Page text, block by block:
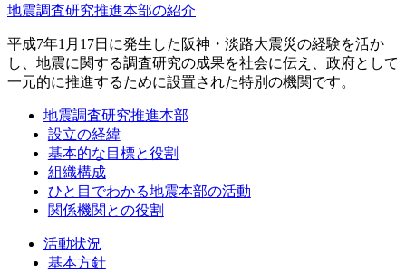
地震調査研究推進本部の紹介
平成7年1月17日に発生した阪神・淡路大震災の経験を活か
し、地震に関する調査研究の成果を社会に伝え、政府として
一元的に推進するために設置された特別の機関です。
地震調査研究推進本部
設立の経緯
基本的な目標と役割
組織構成
ひと目でわかる地震本部の活動
関係機関との役割
活動状況
基本方針